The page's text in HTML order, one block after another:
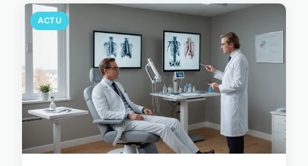
ACTU